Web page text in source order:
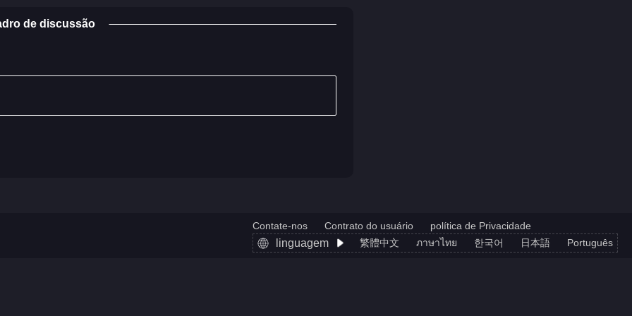
de discussão
Contate-nos Contrato do usuário política de Privacidade
linguagem 繁體中文 ภาษาไทย 한국어 日本語 Português